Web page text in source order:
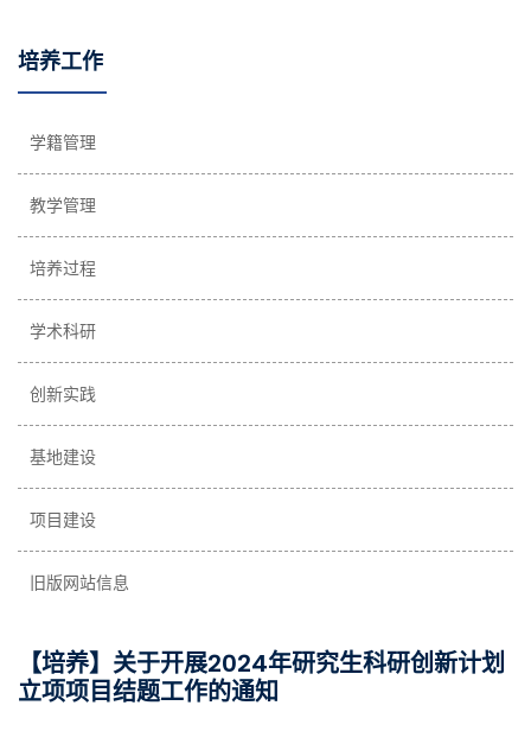
培养工作
学籍管理
教学管理
培养过程
学术科研
创新实践
基地建设
项目建设
旧版网站信息
【培养】关于开展2024年研究生科研创新计划
立项项目结题工作的通知